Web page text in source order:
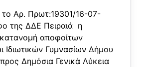
Αρ. Πρωτ:19301/16-07-
της ΔΔΕ Πειραιά η
αποφοίτων
Ιδιωτικών Γυμνασίων Δήμου
Δημόσια Γενικά Λύκεια